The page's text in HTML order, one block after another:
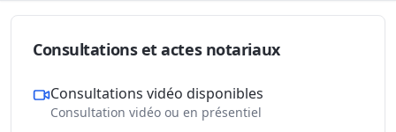
Consultations et actes notariaux
Consultations vidéo disponibles
Consultation vidéo ou en présentiel